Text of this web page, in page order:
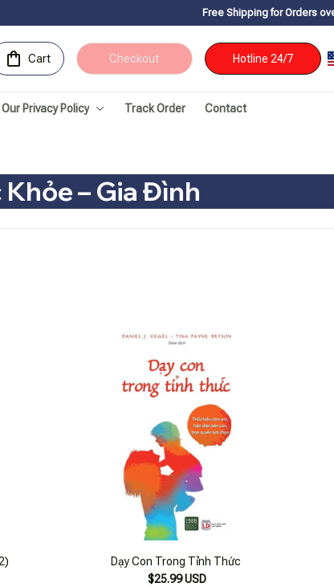
Free Shipping for Orders over 150USDㅤ✨
Cart Checkout Hotline 24/7
Our Privacy Policy Track Order Contact
– Gia Đình
Dạy Con Trong Tỉnh Thức
$25.99 USD